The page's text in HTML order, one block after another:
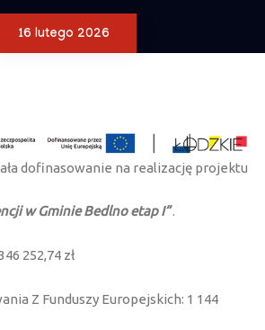
16 lutego 2026
dofinasowanie na realizację projektu
w Gminie Bedlno etap I”.
252,74 zł
Z Funduszy Europejskich: 1 144